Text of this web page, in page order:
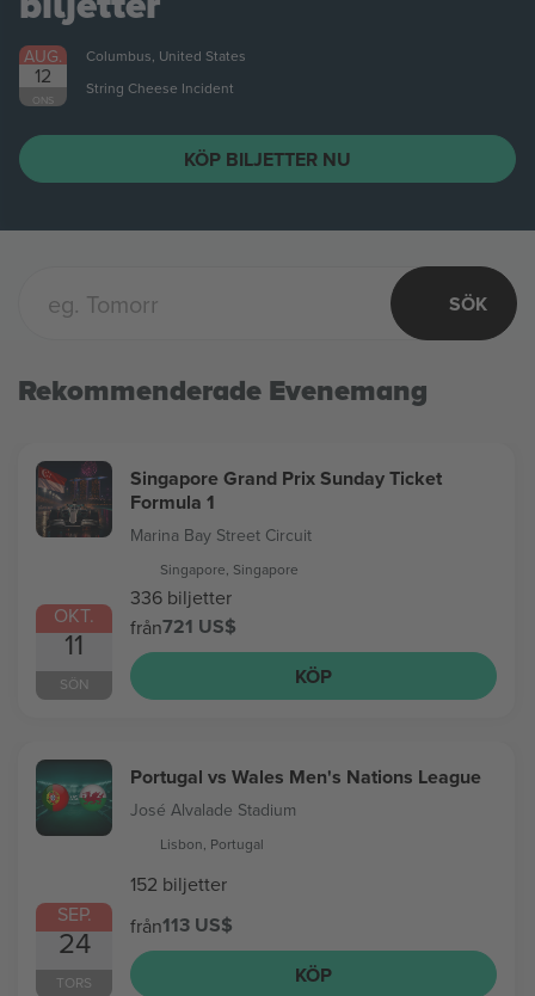
SÖK
Rekommenderade Evenemang
OKT.
11
SÖN
Singapore Grand Prix Sunday Ticket
Formula 1
Marina Bay Street Circuit
Singapore, Singapore
336 biljetter
från721 US$
KÖP
SEP.
24
TORS
Portugal vs Wales Men's Nations League
José Alvalade Stadium
Lisbon, Portugal
152 biljetter
från113 US$
KÖP